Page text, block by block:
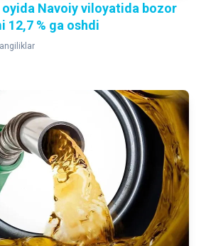
oyida Navoiy viloyatida bozor
% ga oshdi